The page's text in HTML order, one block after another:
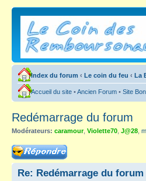
Index du forum ‹ Le coin du feu ‹ La
Accueil du site •Ancien Forum • Site
Redémarrage du forum
Modérateurs: caramour, Violette70 J@28
Répondre
Re: Redémarrage du forum